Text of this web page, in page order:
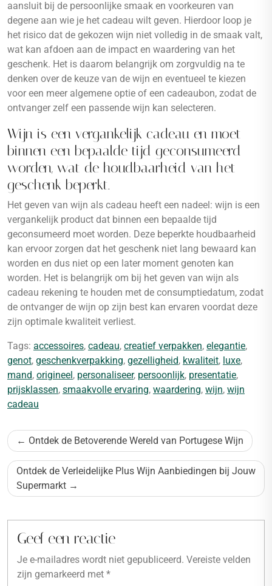
aansluit bij de persoonlijke smaak en voorkeuren van
degene aan wie je het cadeau wilt geven. Hierdoor loop je
het risico dat de gekozen wijn niet volledig in de smaak valt,
wat kan afdoen aan de impact en waardering van het
geschenk. Het is daarom belangrijk om zorgvuldig na te
denken over de keuze van de wijn en eventueel te kiezen
voor een meer algemene optie of een cadeaubon, zodat de
ontvanger zelf een passende wijn kan selecteren.
Wijn is een vergankelijk cadeau en moet
binnen een bepaalde tijd geconsumeerd
worden, wat de houdbaarheid van het
geschenk beperkt.
Het geven van wijn als cadeau heeft een nadeel: wijn is een
vergankelijk product dat binnen een bepaalde tijd
geconsumeerd moet worden. Deze beperkte houdbaarheid
kan ervoor zorgen dat het geschenk niet lang bewaard kan
worden en dus niet op een later moment genoten kan
worden. Het is belangrijk om bij het geven van wijn als
cadeau rekening te houden met de consumptiedatum, zodat
de ontvanger de wijn op zijn best kan ervaren voordat deze
zijn optimale kwaliteit verliest.
Tags: accessoires, cadeau, creatief verpakken, elegantie,
genot, geschenkverpakking, gezelligheid, kwaliteit, luxe,
mand, origineel, personaliseer, persoonlijk, presentatie,
prijsklassen, smaakvolle ervaring, waardering, wijn, wijn
cadeau
Bericht
navigatie
Ontdek de Betoverende Wereld van Portugese Wijn
Ontdek de Verleidelijke Plus Wijn Aanbiedingen bij Jouw
Supermarkt
Geef een reactie
Je e-mailadres wordt niet gepubliceerd. Vereiste velden
zijn gemarkeerd met *